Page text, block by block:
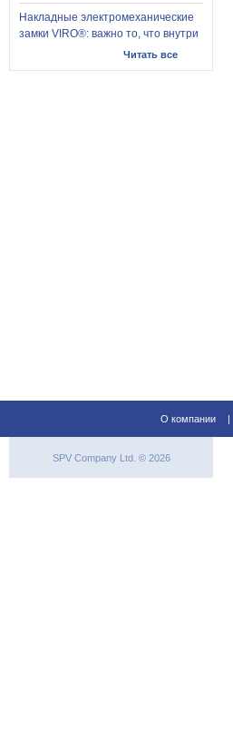
Накладные электромеханические
замки VIRO®: важно то, что внутри
Читать все
О компании |
SPV Company Ltd. © 2026